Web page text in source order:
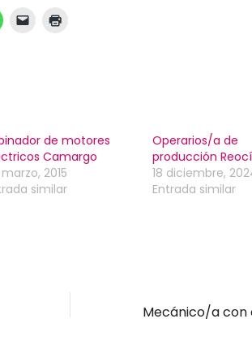
de motores
Camargo
2015
similar
Operarios/a de
producción
18 diciembre,
Entrada similar